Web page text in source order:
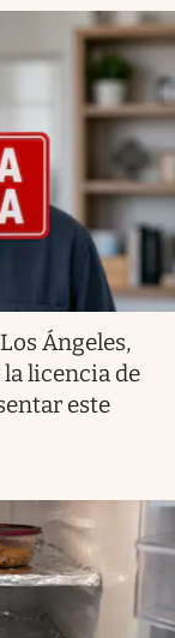
Ángeles,
licencia de
este